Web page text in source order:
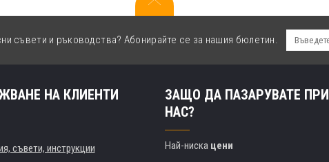
съвети и ръководства? Абонирайте се за нашия бюлетин.
НА КЛИЕНТИ
съвети, инструкции
ЗАЩО ДА ПАЗАРУВАТЕ ПРИ
НАС?
Най-ниска цени